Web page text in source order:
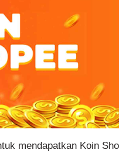
mendapatkan Koin